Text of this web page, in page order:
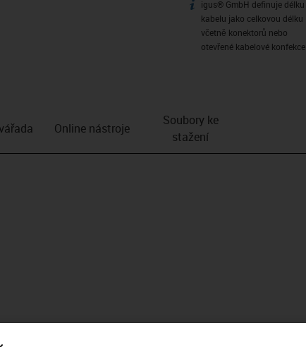
igus-icon-info
igus® GmbH definuje délku
kabelu jako celkovou délku
včetně konektorů nebo
otevřené kabelové konfekce.
Online nástroje
Soubory ke
stažení